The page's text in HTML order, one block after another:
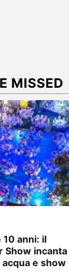
MISSED
10 anni: il
Show incanta
acqua e show